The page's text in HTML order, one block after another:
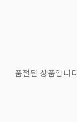
품절된 상품입니